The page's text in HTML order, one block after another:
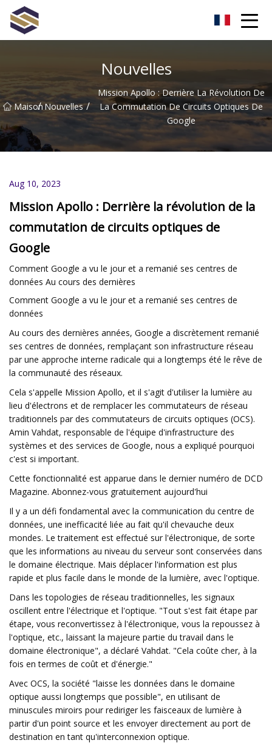
Nouvelles
Maison
/ Nouvelles /
Mission Apollo : Derrière La Révolution De
La Commutation De Circuits Optiques De
Google
Aug 10, 2023
Mission Apollo : Derrière la révolution de la
commutation de circuits optiques de
Google
Comment Google a vu le jour et a remanié ses centres de
données Au cours des dernières
Comment Google a vu le jour et a remanié ses centres de
données
Au cours des dernières années, Google a discrètement remanié
ses centres de données, remplaçant son infrastructure réseau
par une approche interne radicale qui a longtemps été le rêve de
la communauté des réseaux.
Cela s'appelle Mission Apollo, et il s'agit d'utiliser la lumière au
lieu d'électrons et de remplacer les commutateurs de réseau
traditionnels par des commutateurs de circuits optiques (OCS).
Amin Vahdat, responsable de l'équipe d'infrastructure des
systèmes et des services de Google, nous a expliqué pourquoi
c'est si important.
Cette fonctionnalité est apparue dans le dernier numéro de DCD
Magazine. Abonnez-vous gratuitement aujourd'hui
Il y a un défi fondamental avec la communication du centre de
données, une inefficacité liée au fait qu'il chevauche deux
mondes. Le traitement est effectué sur l'électronique, de sorte
que les informations au niveau du serveur sont conservées dans
le domaine électrique. Mais déplacer l'information est plus
rapide et plus facile dans le monde de la lumière, avec l'optique.
Dans les topologies de réseau traditionnelles, les signaux
oscillent entre l'électrique et l'optique. "Tout s'est fait étape par
étape, vous reconvertissez à l'électronique, vous la repoussez à
l'optique, etc., laissant la majeure partie du travail dans le
domaine électronique", a déclaré Vahdat. "Cela coûte cher, à la
fois en termes de coût et d'énergie."
Avec OCS, la société "laisse les données dans le domaine
optique aussi longtemps que possible", en utilisant de
minuscules miroirs pour rediriger les faisceaux de lumière à
partir d'un point source et les envoyer directement au port de
destination en tant qu'interconnexion optique.